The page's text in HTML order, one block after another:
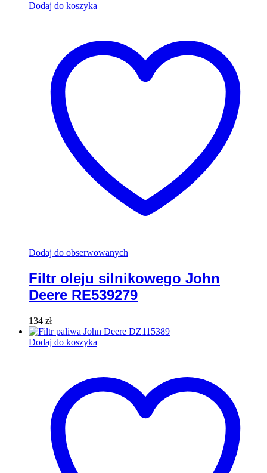
Dodaj do koszyka
Dodaj do obserwowanych
Filtr oleju silnikowego John
Deere RE539279
134 zł
Dodaj do koszyka